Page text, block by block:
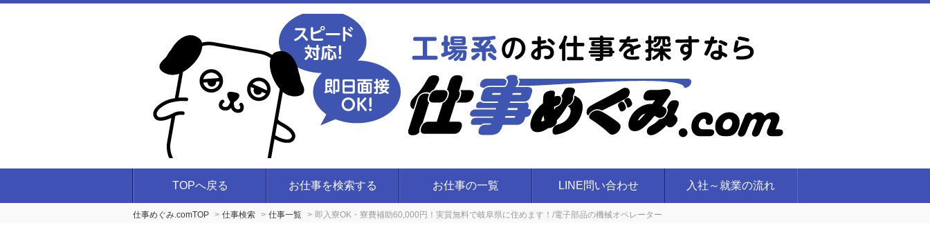
TOPへ戻る お仕事を検索する お仕事の一覧 LINE問い合わせ 入社～就業の流れ
仕事めぐみ.comTOP 仕事検索 仕事一覧 即入寮OK・寮費補助60,000円！実質無料で岐阜県に住めます！/電子部品の機械オペレーター